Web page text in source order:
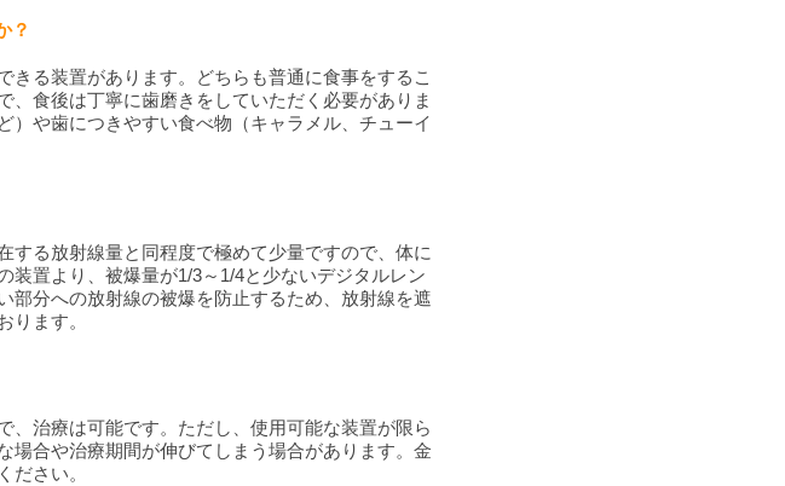
？
る装置があります。どちらも普通に食事をするこ
、食後は丁寧に歯磨きをしていただく必要がありま
や歯につきやすい食べ物（キャラメル、チューイ
る放射線量と同程度で極めて少量ですので、体に
置より、被爆量が1/3～1/4と少ないデジタルレン
部分への放射線の被爆を防止するため、放射線を遮
ります。
、治療は可能です。ただし、使用可能な装置が限ら
場合や治療期間が伸びてしまう場合があります。金
ださい。